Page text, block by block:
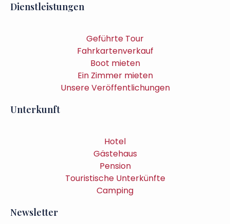
Dienstleistungen
Geführte Tour
Fahrkartenverkauf
Boot mieten
Ein Zimmer mieten
Unsere Veröffentlichungen
Unterkunft
Hotel
Gästehaus
Pension
Touristische Unterkünfte
Camping
Newsletter